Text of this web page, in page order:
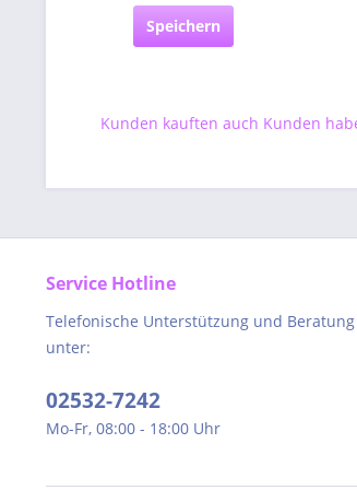
Speichern
Kunden kauften auch Kunden
Service Hotline
Telefonische Unterstützung und Beratung
unter:
02532-7242
Mo-Fr, 08:00 - 18:00 Uhr